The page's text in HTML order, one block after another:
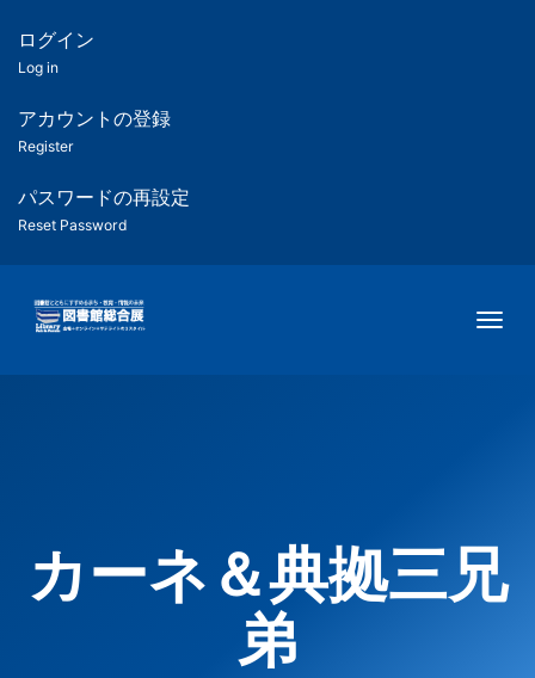
ツ
匿
名
ユ
ー
ー
用
メ
ログイン
Log in
アカウントの登録
Register
パスワードの再設定
Reset Password
カーネ＆典拠三兄
弟